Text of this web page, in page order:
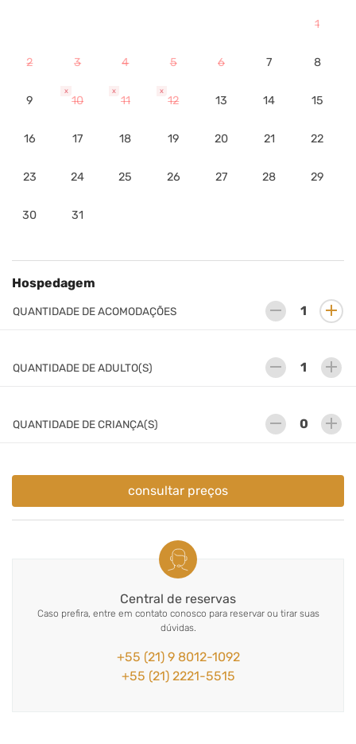
1
2 3 4 5 6 7 8
9 10
x
11
x
12
x
13 14 15
16 17 18 19 20 21 22
23 24 25 26 27 28 29
30 31
Hospedagem
QUANTIDADE DE ACOMODAÇÕES remove add
QUANTIDADE DE ADULTO(S) remove add
QUANTIDADE DE CRIANÇA(S) remove add
consultar preços
Central de reservas
Caso prefira, entre em contato conosco para reservar ou tirar suas
dúvidas.
+55 (21) 9 8012-1092
+55 (21) 2221-5515